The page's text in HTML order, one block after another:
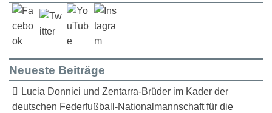
Neueste Beiträge
Lucia Donnici und Zentarra-Brüder im Kader der
deutschen Federfußball-Nationalmannschaft für die